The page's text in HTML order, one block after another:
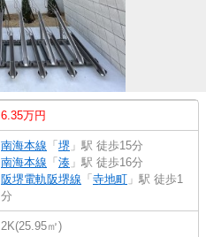
6.35万円
南海本線 「 堺 」駅 徒歩15分
南海本線 「 湊 」駅 徒歩16分
阪堺電軌阪堺線 「 寺地町 」駅 徒歩1
分
2K(25.95㎡)